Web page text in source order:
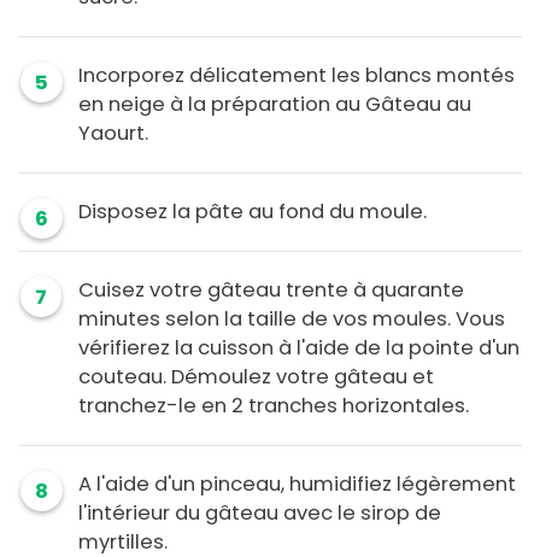
5
Incorporez délicatement les blancs montés
en neige à la préparation au Gâteau au
Yaourt.
6 Disposez la pâte au fond du moule.
7
Cuisez votre gâteau trente à quarante
minutes selon la taille de vos moules. Vous
vérifierez la cuisson à l'aide de la pointe d'un
couteau. Démoulez votre gâteau et
tranchez-le en 2 tranches horizontales.
8
A l'aide d'un pinceau, humidifiez légèrement
l'intérieur du gâteau avec le sirop de
myrtilles.